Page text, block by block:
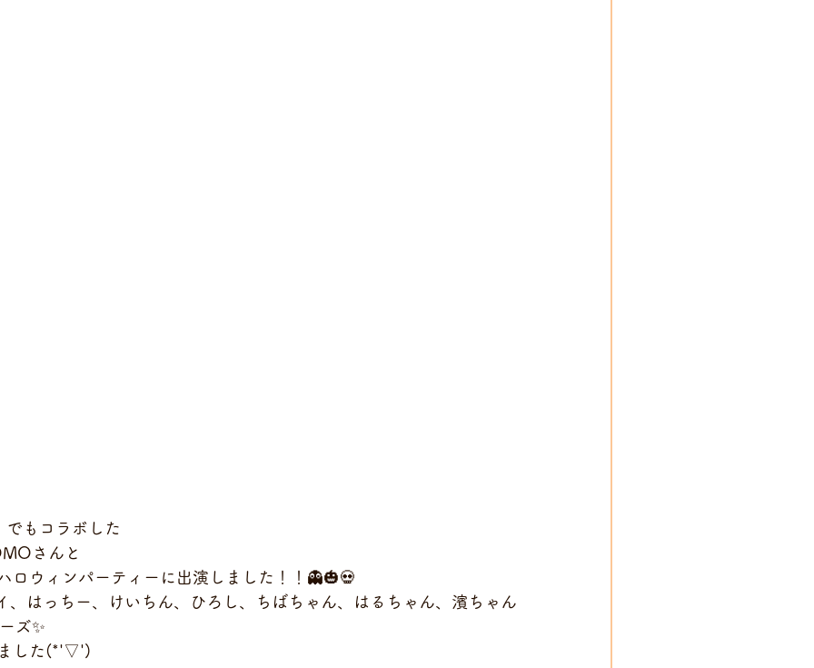
もコラボした
さんと
ロウィンパーティーに出演しました！！👻🎃💀
、はっちー、けいちん、ひろし、ちばちゃん、はるちゃん、濱ちゃん
ズ✨
した(*'▽')